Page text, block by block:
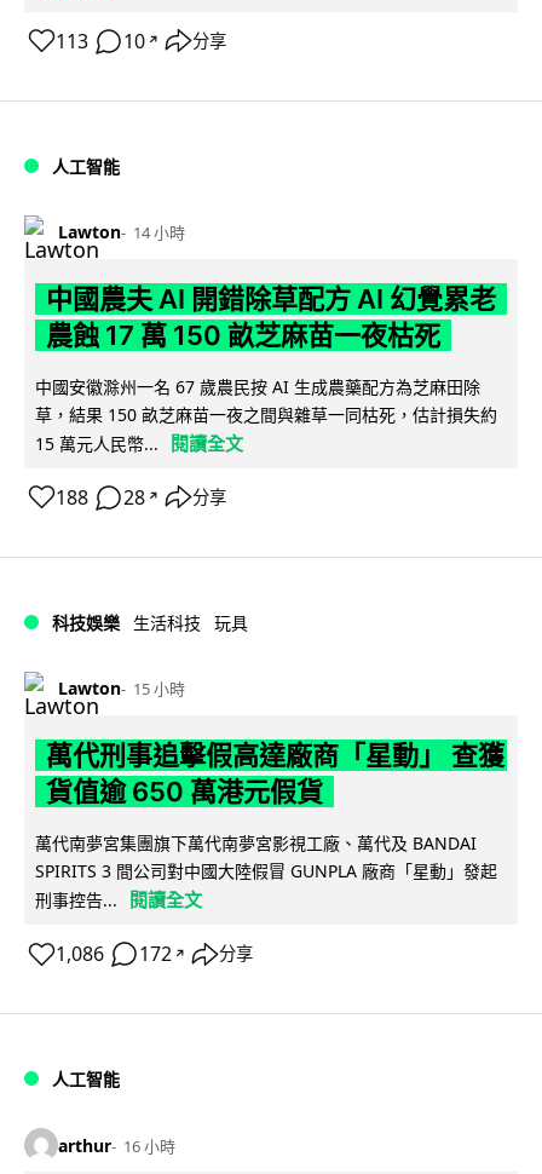
113 10 ↗ 分享
人工智能
Lawton 14 小時
中國農夫 AI 開錯除草配方 AI 幻覺累老
農蝕 17 萬 150 畝芝麻苗一夜枯死
中國安徽滁州一名 67 歲農民按 AI 生成農藥配方為芝麻田除
草，結果 150 畝芝麻苗一夜之間與雜草一同枯死，估計損失約
15 萬元人民幣...
閱讀全文
188 28 ↗ 分享
科技娛樂 生活科技 玩具
Lawton 15 小時
萬代刑事追擊假高達廠商「星動」 查獲
貨值逾 650 萬港元假貨
萬代南夢宮集團旗下萬代南夢宮影視工廠、萬代及 BANDAI
SPIRITS 3 間公司對中國大陸假冒 GUNPLA 廠商「星動」發起
刑事控告...
閱讀全文
1,086 172 ↗ 分享
人工智能
arthur 16 小時